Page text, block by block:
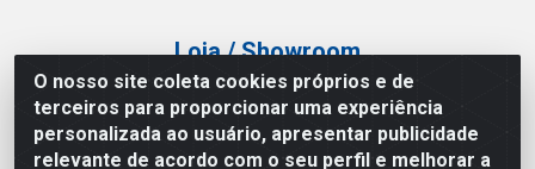
O nosso site coleta cookies próprios e de
terceiros para proporcionar uma experiência
personalizada ao usuário, apresentar publicidade
relevante de acordo com o seu perfil e melhorar a
Loja / Showroom
Tel.: (11) 3227-0546
Av Vautier, 587/597 - Pari - São Paulo/SP